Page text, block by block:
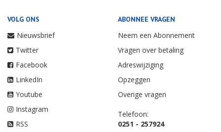
VOLG ONS
Nieuwsbrief
Twitter
Facebook
LinkedIn
Youtube
Instagram
RSS
ABONNEE VRAGEN
Neem een Abonnement
Vragen over betaling
Adreswijziging
Opzeggen
Overige vragen
Telefoon:
0251 - 257924